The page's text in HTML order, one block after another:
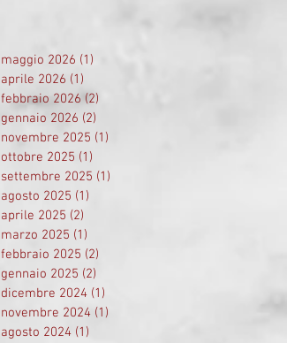
maggio 2026 (1)
aprile 2026 (1)
febbraio 2026 (2)
gennaio 2026 (2)
novembre 2025 (1)
ottobre 2025 (1)
settembre 2025 (1)
agosto 2025 (1)
aprile 2025 (2)
marzo 2025 (1)
febbraio 2025 (2)
gennaio 2025 (2)
dicembre 2024 (1)
novembre 2024 (1)
agosto 2024 (1)